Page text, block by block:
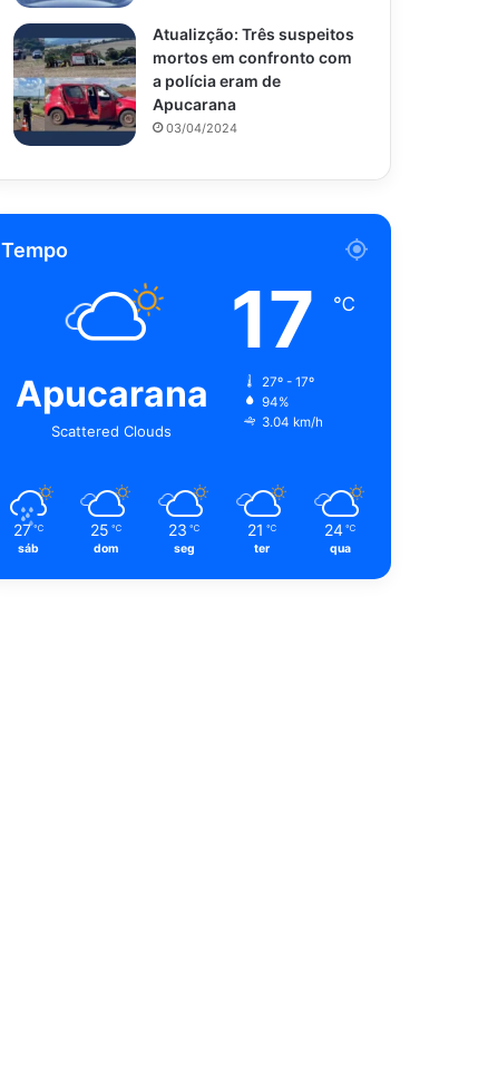
Atualizção: Três suspeitos
mortos em confronto com
a polícia eram de
Apucarana
03/04/2024
Tempo
Apucarana
Scattered Clouds
17 ℃
27º - 17º
94%
3.04 km/h
27 ℃
sáb
25 ℃
dom
23 ℃
seg
21 ℃
ter
24 ℃
qua